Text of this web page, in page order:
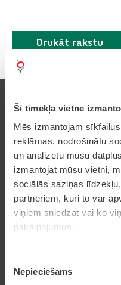
Šī tīmekļa vietne
Mēs izmantojam
reklāmas, nodrošinātu
un analizētu mūsu
izmantojat mūsu vietni,
sociālās saziņas
partneriem, kuri to var
viņiem sniedzat vai ko
pakalpojumus.
izvēle
Nepieciešams
Drukāt rakstu
Pakalpojumi
Dzīvesvietas
Pieteikt bērnu
epakalpojumi.lv